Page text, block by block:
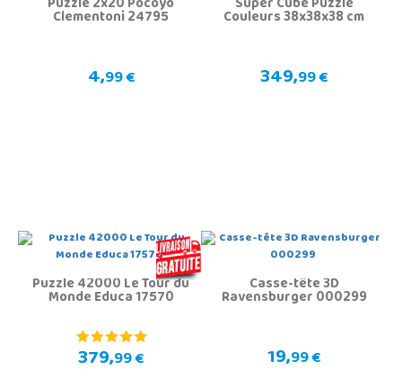
Clementoni 24795
4,99 €
Couleurs 38x38x38 cm
349,99 €
Puzzle 42000 Le Tour du
Monde Educa 17570
379,99 €
Casse-tête 3D
Ravensburger 000299
19,99 €